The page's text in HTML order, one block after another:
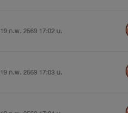
19 ก.พ. 2569 17:02 น.
19 ก.พ. 2569 17:03 น.